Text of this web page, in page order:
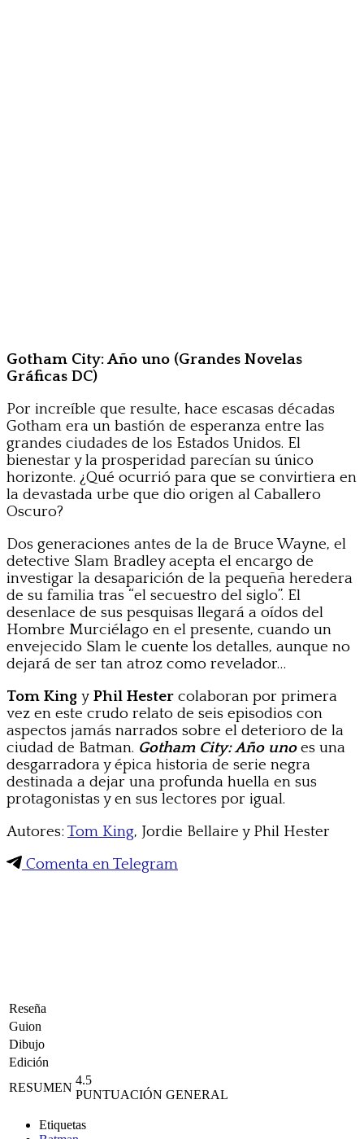
Gotham City: Año uno (Grandes Novelas
Gráficas DC)
Por increíble que resulte, hace escasas décadas
Gotham era un bastión de esperanza entre las
grandes ciudades de los Estados Unidos. El
bienestar y la prosperidad parecían su único
horizonte. ¿Qué ocurrió para que se convirtiera en
la devastada urbe que dio origen al Caballero
Oscuro?
Dos generaciones antes de la de Bruce Wayne, el
detective Slam Bradley acepta el encargo de
investigar la desaparición de la pequeña heredera
de su familia tras “el secuestro del siglo”. El
desenlace de sus pesquisas llegará a oídos del
Hombre Murciélago en el presente, cuando un
envejecido Slam le cuente los detalles, aunque no
dejará de ser tan atroz como revelador…
Tom King y Phil Hester colaboran por primera
vez en este crudo relato de seis episodios con
aspectos jamás narrados sobre el deterioro de la
ciudad de Batman. Gotham City: Año unoes una
desgarradora y épica historia de serie negra
destinada a dejar una profunda huella en sus
protagonistas y en sus lectores por igual.
Autores: Tom King, Jordie Bellaire y Phil Hester
Comenta en Telegram
Reseña
Guion
Dibujo
Edición
RESUMEN
4.5
PUNTUACIÓN GENERAL
Etiquetas